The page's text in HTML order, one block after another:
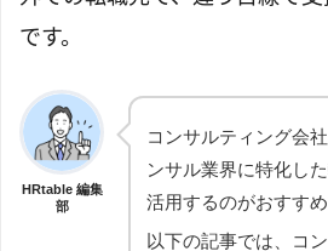
です。
HRtable 編集
部
コンサルティング会
ンサル業界に特化し
活用するのがおすすめ
以下の記事では、コ